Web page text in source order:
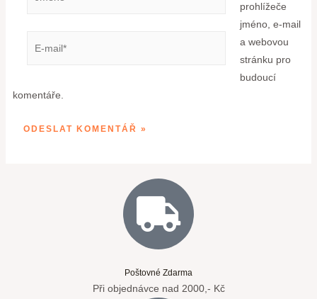
prohlížeče
jméno, e-mail
a webovou
stránku pro
budoucí
komentáře.
Poštovné Zdarma
Při objednávce nad 2000,- Kč